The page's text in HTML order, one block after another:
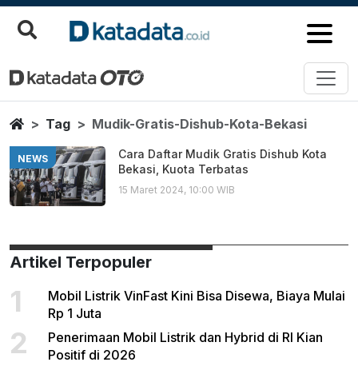
Mudik Gratis Dishub Kota
Berita Terbaru
HomeTag Mudik-Gratis-Dishub-Kota-Bekasi
NEWS
Cara Daftar Mudik Gratis Dishub Kota
Bekasi, Kuota Terbatas
15 Maret 2024, 10:00 WIB
Artikel Terpopuler
1
Mobil Listrik VinFast Kini Bisa Disewa, Biaya Mulai
Rp 1 Juta
2
Penerimaan Mobil Listrik dan Hybrid di RI Kian
Positif di 2026